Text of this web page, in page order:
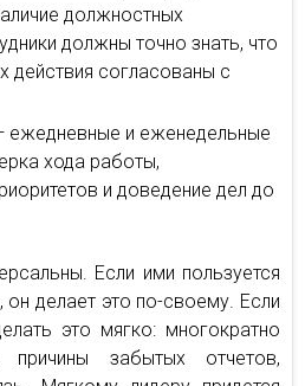
должностных
должны точно знать, что
действия согласованы с
ежедневные и еженедельные
хода работы,
и доведение дел до
Если ими пользуется
он делает это по-своему. Если
это мягко: многократно
причины забытых отчетов,